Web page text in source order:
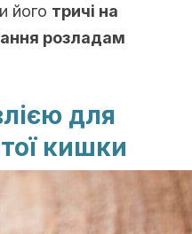
його тричі на
розладам
для
кишки